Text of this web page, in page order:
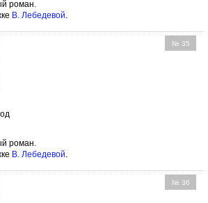
роман.
В. Лебедевой.
№ 35
роман.
В. Лебедевой
№ 36